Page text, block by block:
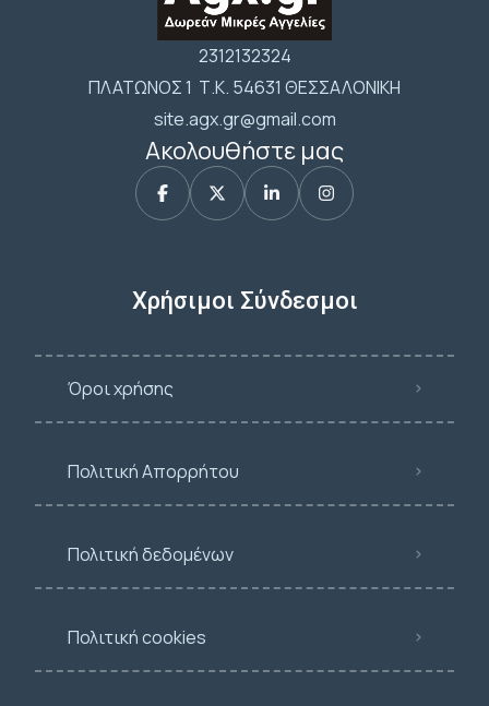
2312132324
ΠΛΑΤΩΝΟΣ 1 Τ.Κ. 54631 ΘΕΣΣΑΛΟΝΙΚΗ
site.agx.gr@gmail.com
Ακολουθήστε μας
Χρήσιμοι Σύνδεσμοι
Όροι χρήσης
Πολιτική Απορρήτου
Πολιτική δεδομένων
Πολιτική cookies